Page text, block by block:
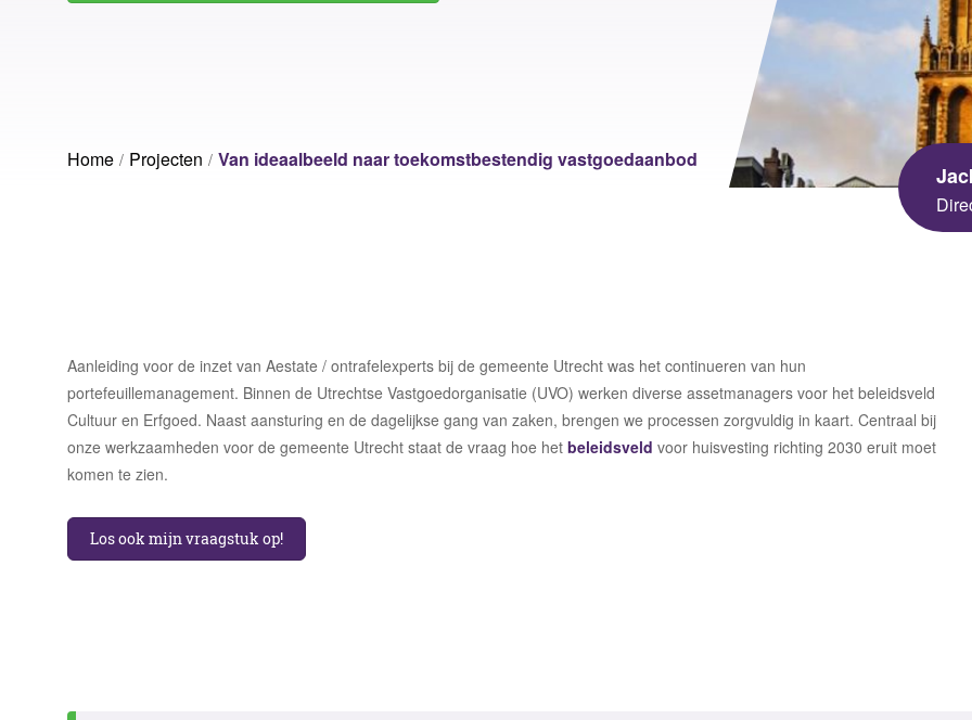
Laat ons jouw vraagstuk ontrafelen
Home Projecten Van ideaalbeeld naar toekomstbestendig vastgoedaanbod
Aanleiding voor de inzet van Aestate / ontrafelexperts bij de gemeente Utrecht was het continueren van hun
portefeuillemanagement. Binnen de Utrechtse Vastgoedorganisatie (UVO) werken diverse assetmanagers voor het beleidsveld
Cultuur en Erfgoed. Naast aansturing en de dagelijkse gang van zaken, brengen we processen zorgvuldig in kaart. Centraal bij
onze werkzaamheden voor de gemeente Utrecht staat de vraag hoe het beleidsveld voor huisvesting richting 2030 eruit moet
komen te zien.
Los ook mijn vraagstuk op!